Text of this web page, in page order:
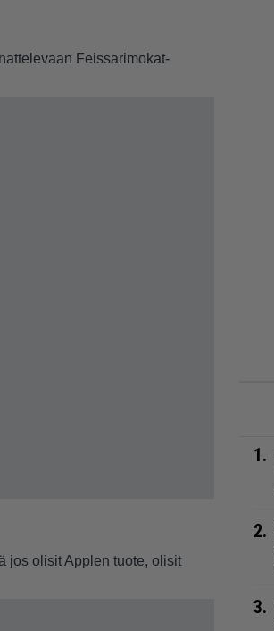
Feissarimokat-
jos olisit Applen tuote, olisit
1.
2.
3.